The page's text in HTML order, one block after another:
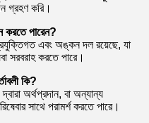
গ্রহণ করি।
করতে পারেন?
এবং অঙ্কন দল রয়েছে, যা
সরবরাহ করতে পারে।
কি?
অর্থপ্রদান, বা অন্যান্য
সাথে পরামর্শ করতে পারে।